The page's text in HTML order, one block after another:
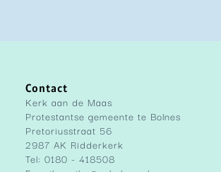
Contact
Kerk aan de Maas
Protestantse gemeente te Bolnes
Pretoriusstraat 56
2987 AK Ridderkerk
Tel: 0180 - 418508